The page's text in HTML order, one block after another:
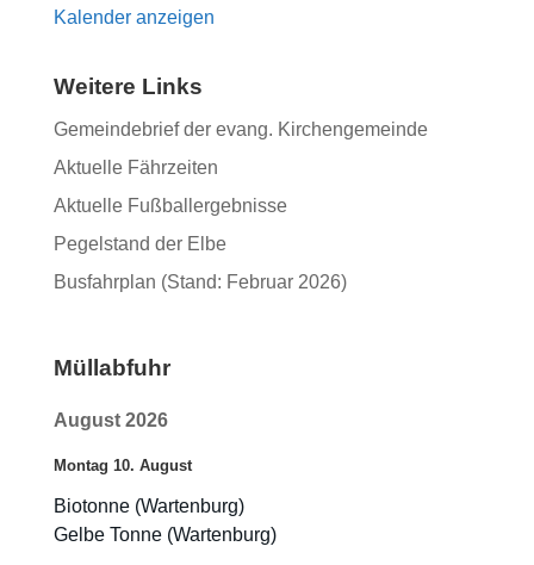
Kalender anzeigen
Weitere Links
Gemeindebrief der evang. Kirchengemeinde
Aktuelle Fährzeiten
Aktuelle Fußballergebnisse
Pegelstand der Elbe
Busfahrplan (Stand: Februar 2026)
Müllabfuhr
August 2026
Montag 10. August
Biotonne (Wartenburg)
Gelbe Tonne (Wartenburg)